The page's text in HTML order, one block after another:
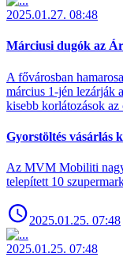
2025.01.27. 08:48
Márciusi dugók az
A fővárosban
március 1-jén lezárják
kisebb korlátozások az
Gyorstöltés vásárlás
Az MVM Mobiliti
telepített 10
2025.01.25. 07:48
2025.01.25. 07:48